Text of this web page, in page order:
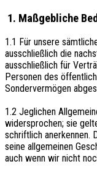
1. Maßgebliche
1.1 Für unsere
ausschließlich die
ausschließlich für
Personen des
Sondervermögen
1.2 Jeglichen
widersprochen; sie
schriftlich anerkennen.
seine allgemeinen
auch wenn wir nicht